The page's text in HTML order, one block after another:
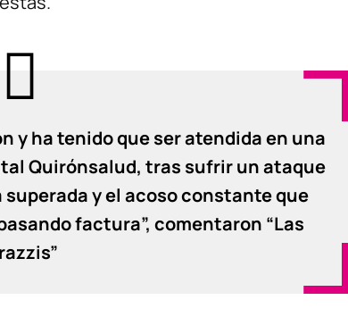
y ha tenido que ser atendida en una
Quirónsalud, tras sufrir un ataque
y el acoso constante que
factura”, comentaron “Las